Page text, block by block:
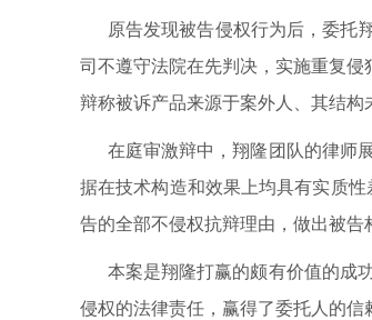
原告发现被告侵权行为后，委托翔
司不遵守法院在先判决，实施重复
辩称被诉产品来源于案外人、其结构
在庭审激辩中，翔隆团队的律师展
据在技术构造和效果上均具有实质
告的全部不侵权抗辩理由，做出被告
本案是翔隆打赢的颇有价值的成功
侵权的法律责任，赢得了委托人的信